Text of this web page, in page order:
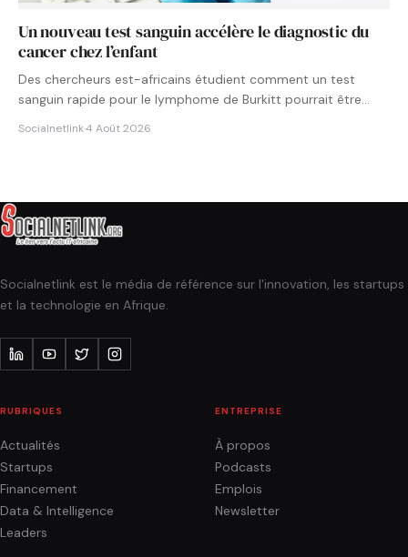
Un nouveau test sanguin accélère le diagnostic du
cancer chez l’enfant
Des chercheurs est-africains étudient comment un test
sanguin rapide pour le lymphome de Burkitt pourrait être
Socialnetlink·4 Août 2026
Socialnetlink est le média de référence sur l'innovation, les startups
et la technologie en Afrique.
RUBRIQUES
Actualités
Startups
Financement
Data & Intelligence
Leaders
ENTREPRISE
À propos
Podcasts
Emplois
Newsletter